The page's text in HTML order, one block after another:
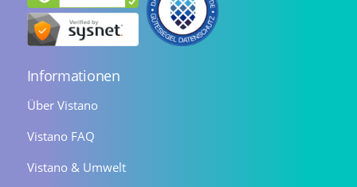
Informationen
Über Vistano
Vistano FAQ
Vistano & Umwelt